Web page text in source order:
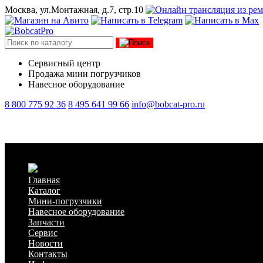
Москва, ул.Монтажная, д.7, стр.10
Сервисный центр
Продажа мини погрузчиков
Навесное оборудование
8 800 775 92 36 8 495 641 99 66 info@bobcat-pro.ru
Главная
Каталог
Мини-погрузчики
Навесное оборудование
Запчасти
Сервис
Новости
Контакты